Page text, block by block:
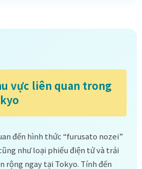
vực liên quan trong
đến hình thức “furusato nozei”
như loại phiếu điện tử và trải
rộng ngay tại Tokyo. Tính đến